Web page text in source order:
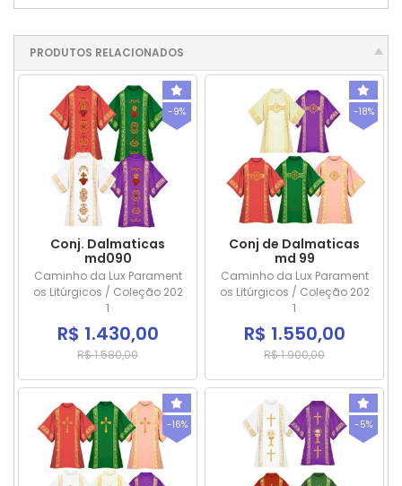
PRODUTOS RELACIONADOS
-9%
Conj. Dalmaticas
md090
Caminho da Lux Parament
os Litúrgicos / Coleção 202
1
R$ 1.430,00
R$ 1.580,00
-18%
Conj de Dalmaticas
md 99
Caminho da Lux Parament
os Litúrgicos / Coleção 202
1
R$ 1.550,00
R$ 1.900,00
-16% -5%